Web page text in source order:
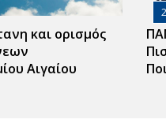
και ορισμός
Αιγαίου